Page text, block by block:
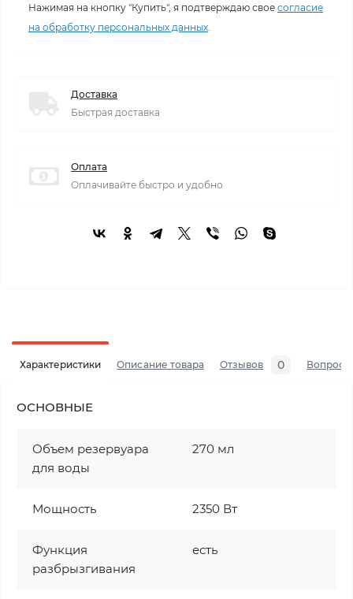
Нажимая на кнопку "Купить", я подтверждаю свое согласие
на обработку персональных данных
Доставка
Быстрая доставка
Оплата
Оплачивайте быстро и удобно
Характеристики Описание товара Отзывов 0 Вопросы
ОСНОВНЫЕ
Объeм резервуара
для воды
270 мл
Мощность 2350 Вт
Функция
разбрызгивания
есть